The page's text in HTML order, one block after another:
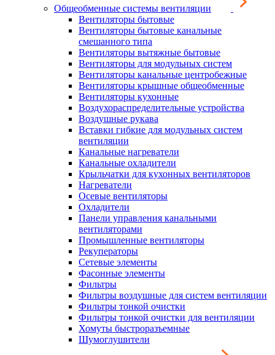
Общеобменные системы вентиляции
Вентиляторы бытовые
Вентиляторы бытовые канальные
смешанного типа
Вентиляторы вытяжные бытовые
Вентиляторы для модульных систем
Вентиляторы канальные центробежные
Вентиляторы крышные общеобменные
Вентиляторы кухонные
Воздухораспределительные устройства
Воздушные рукава
Вставки гибкие для модульных систем
вентиляции
Канальные нагреватели
Канальные охладители
Крыльчатки для кухонных вентиляторов
Нагреватели
Осевые вентиляторы
Охладители
Панели управления канальными
вентиляторами
Промышленные вентиляторы
Рекуператоры
Сетевые элементы
Фасонные элементы
Фильтры
Фильтры воздушные для систем вентиляции
Фильтры тонкой очистки
Фильтры тонкой очистки для вентиляции
Хомуты быстроразъемные
Шумоглушители